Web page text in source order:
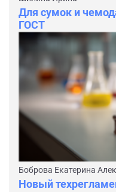
Для сумок и
ГОСТ
Боброва Екатерина
Новый